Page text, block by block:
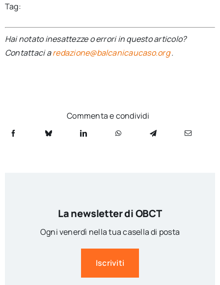
Tag:
Hai notato inesattezze o errori in questo articolo?
Contattaci aredazione@balcanicaucaso.org.
Commenta e condividi
La newsletter di OBCT
Ogni venerdì nella tua casella di posta
Iscriviti